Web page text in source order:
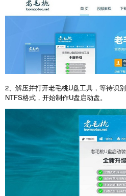
2、解压并打开老毛桃U盘工具，等待识别
NTFS格式，开始制作U盘启动盘。